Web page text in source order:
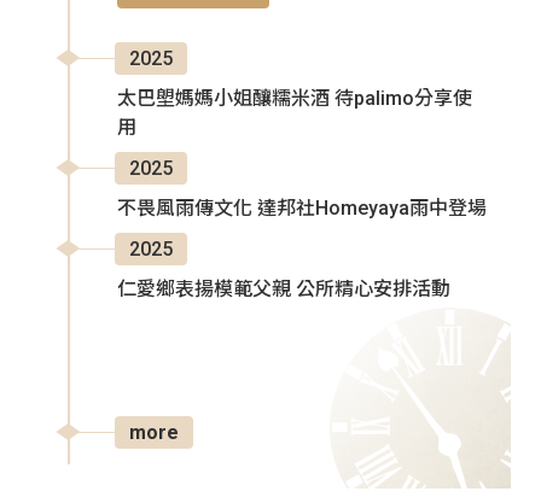
2025
太巴塱媽媽小姐釀糯米酒 待palimo分享使
用
2025
不畏風雨傳文化 達邦社Homeyaya雨中登場
2025
仁愛鄉表揚模範父親 公所精心安排活動
more